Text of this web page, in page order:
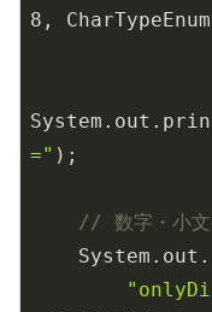
8 ,
=" );
// 数字・小文